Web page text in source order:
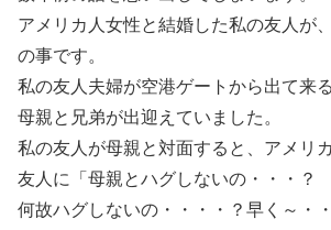
アメリカ人女性と結婚した私の友人が
の事です。
私の友人夫婦が空港ゲートから出て来
母親と兄弟が出迎えていました。
私の友人が母親と対面すると、アメリ
友人に「母親とハグしないの・・・？
何故ハグしないの・・・・？早く～・